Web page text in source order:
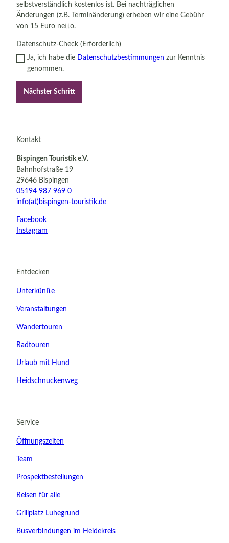
Kinder
selbstverständlich kostenlos ist. Bei nachträglichen
Änderungen (z.B. Terminänderung) erheben wir eine Gebühr
von 15 Euro netto.
Datenschutz-Check (Erforderlich)
Ja, ich habe die Datenschutzbestimmungen zur Kenntnis
genommen.
Nächster Schritt
Kontakt
Bispingen Touristik e.V.
Bahnhofstraße 19
29646 Bispingen
05194 987 969 0
info(at)bispingen-touristik.de
Facebook
Instagram
Entdecken
Unterkünfte
Veranstaltungen
Wandertouren
Radtouren
Urlaub mit Hund
Heidschnuckenweg
Service
Öffnungszeiten
Team
Prospektbestellungen
Reisen für alle
Grillplatz Luhegrund
Busverbindungen im Heidekreis